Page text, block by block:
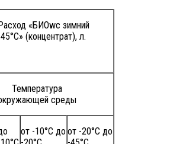
«БИОwc зимний
(концентрат), л.
Температура
среды
от -10°С до от -20°С до